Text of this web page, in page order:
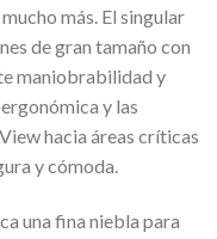
más. El singular
de gran tamaño con
maniobrabilidad y
y las
hacia áreas críticas
y cómoda.
una fina niebla para